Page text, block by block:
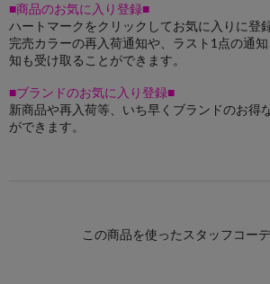
■商品のお気に入り登録■
ハートマークをクリックしてお気に入りに登録
完売カラーの再入荷通知や、ラスト1点の通
知も受け取ることができます。
■ブランドのお気に入り登録■
新商品や再入荷等、いち早くブランドのお得
ができます。